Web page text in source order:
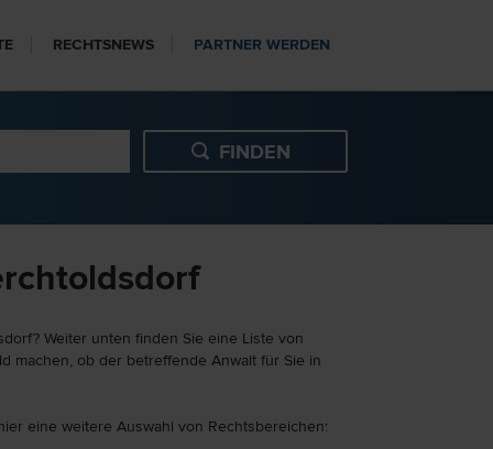
RECHTSNEWS PARTNER WERDEN
Weiter unten finden Sie eine Liste von
machen, ob der betreffende Anwalt für Sie in
eine weitere Auswahl von Rechtsbereichen: